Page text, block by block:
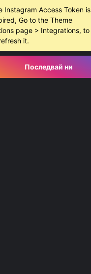
Instagram Access Token is
Go to the Theme
page > Integrations, to
it.
Последвай ни